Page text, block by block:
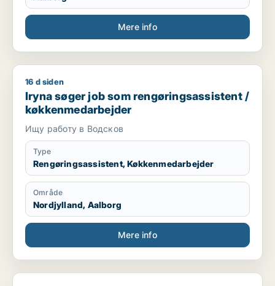
Mere info
Iryna søger job som rengøringsassistent /
16 d siden
Iryna søger job som rengøringsassistent /
køkkenmedarbejder
Ищу работу в Водсков
Type
Rengøringsassistent, Køkkenmedarbejder
Område
Nordjylland, Aalborg
Mere info